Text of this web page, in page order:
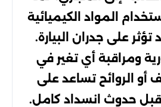
المواد الكيميائية
تؤثر على جدران البيارة.
ومراقبة أي تغير في
أو الروائح تساعد على
قبل حدوث انسداد كامل.